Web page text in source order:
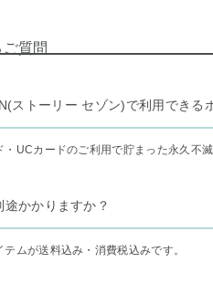
質問
ストーリー セゾン)で利用できる
・UCカードのご利用で貯まった永久不
かかりますか？
ムが送料込み・消費税込みです。